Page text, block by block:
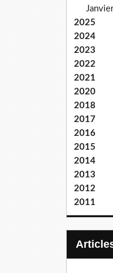
Janvier
2025
2024
2023
2022
2021
2020
2018
2017
2016
2015
2014
2013
2012
2011